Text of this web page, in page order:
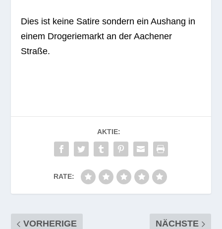
Dies ist keine Satire son­dern ein Aus­hang in
einem Dro­ge­rie­markt an der Aache­ner
Straße.
AKTIE:
RATE:
VORHERIGE NÄCHSTE